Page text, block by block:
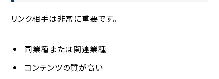
リンク相手は非常に重要です。
同業種または関連業種
コンテンツの質が高い